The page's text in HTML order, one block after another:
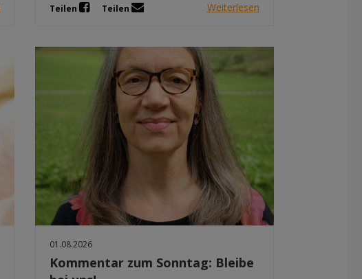
Teilen Teilen Weiterlesen
01.08.2026
Kommentar zum Sonntag: Bleibe